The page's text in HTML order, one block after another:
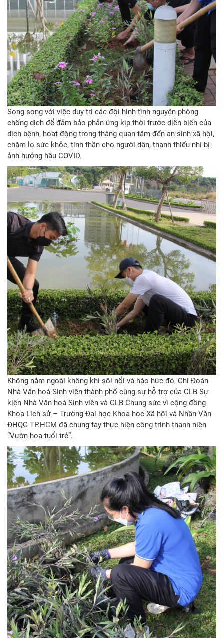
Song song với việc duy trì các đội hình tình nguyện phòng
chống dịch để đảm bảo phản ứng kịp thời trước diễn biến của
dịch bệnh, hoạt động trong tháng quan tâm đến an sinh xã hội,
chăm lo sức khỏe, tinh thần cho người dân, thanh thiếu nhi bị
ảnh hưởng hậu COVID.
Không nằm ngoài không khí sôi nổi và háo hức đó, Chi Đoàn
Nhà Văn hoá Sinh viên thành phố cùng sự hỗ trợ của CLB Sự
kiện Nhà Văn hoá Sinh viên và CLB Chung sức vì cộng đồng
Khoa Lịch sử – Trường Đại học Khoa học Xã hội và Nhân Văn
ĐHQG TP.HCM đã chung tay thực hiện công trình thanh niên
“Vườn hoa tuổi trẻ”.